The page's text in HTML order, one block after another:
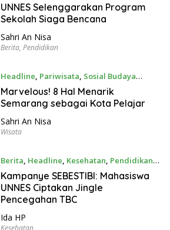
UNNES Selenggarakan Program
Sekolah Siaga Bencana
Sahri An Nisa
Berita, Pendidikan
Headline Pariwisata Sosial Budaya
22/12/2024
Marvelous! 8 Hal Menarik
Semarang sebagai Kota Pelajar
Sahri An Nisa
Wisata
Berita Headline Kesehatan Pendidikan
13/09/2024
Kampanye SEBESTIBI: Mahasiswa
UNNES Ciptakan Jingle
Pencegahan TBC
Ida HP
Kesehatan